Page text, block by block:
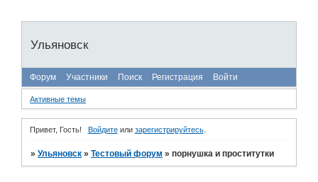
Ульяновск
Форум Участники Поиск Регистрация Войти
Активные темы
Привет, Гость! Войдитеили зарегистрируйтесь.
»Ульяновск »Тестовый форум »порнушка и проститутки